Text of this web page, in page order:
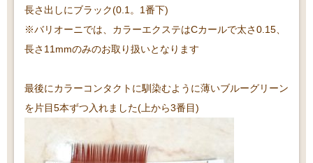
長さ出しにブラック(0.1。1番下)
※バリオーニでは、カラーエクステはCカールで太さ0.15、
長さ11mmのみのお取り扱いとなります
最後にカラーコンタクトに馴染むように薄いブルーグリーン
を片目5本ずつ入れました(上から3番目)